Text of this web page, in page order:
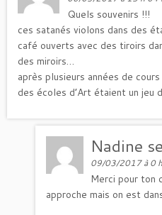
Quels souvenirs !!!
ces satanés violons dans des
café ouverts avec des tiroirs
des miroirs…
après plusieurs années de
des écoles d’Art étaient un jeu
Nadine
09/03/2017 à 0
Merci pour ton
approche mais on est